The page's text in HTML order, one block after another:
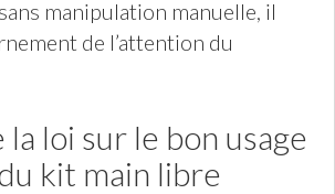
manipulation manuelle, il
de l’attention du
loi sur le bon usage
kit main libre